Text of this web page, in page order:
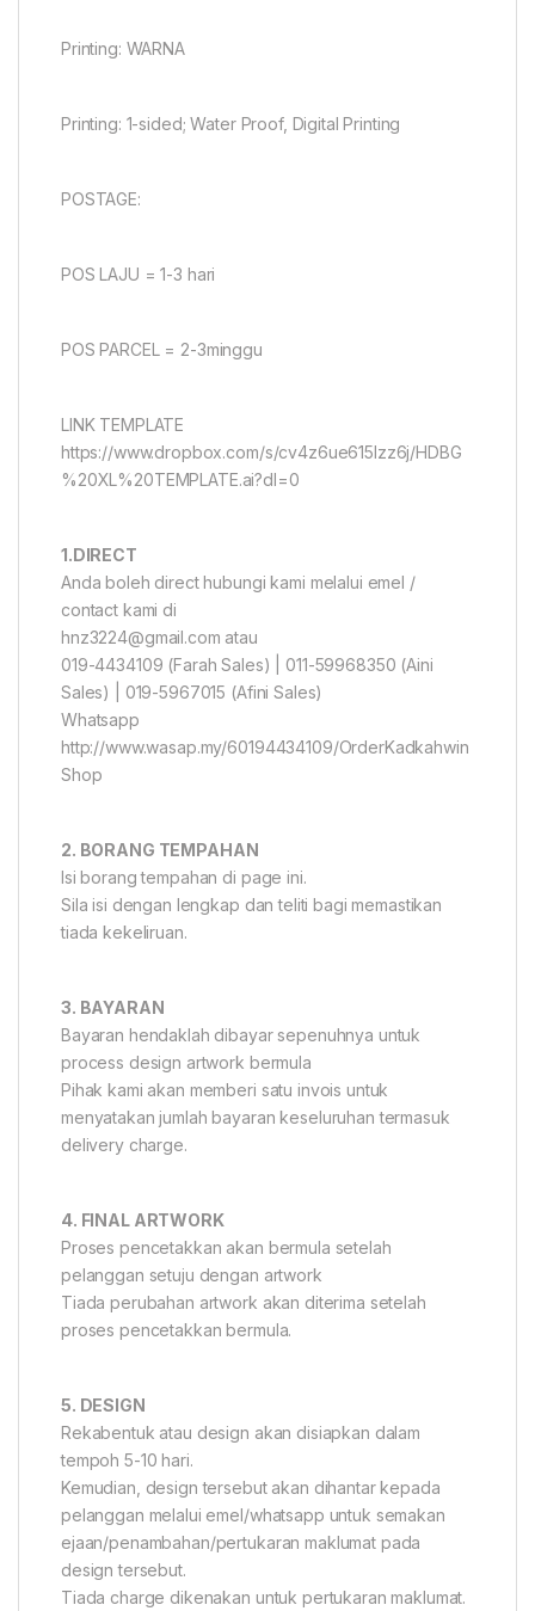
Printing: WARNA
Printing: 1-sided; Water Proof, Digital Printing
POSTAGE:
POS LAJU = 1-3 hari
POS PARCEL = 2-3minggu
LINK TEMPLATE
https://www.dropbox.com/s/cv4z6ue615lzz6j/HDBG
%20XL%20TEMPLATE.ai?dl=0
1.DIRECT
Anda boleh direct hubungi kami melalui emel /
contact kami di
hnz3224@gmail.com atau
019-4434109 (Farah Sales) | 011-59968350 (Aini
Sales) | 019-5967015 (Afini Sales)
Whatsapp
http://www.wasap.my/60194434109/OrderKadkahwin
Shop
2. BORANG TEMPAHAN
Isi borang tempahan di page ini.
Sila isi dengan lengkap dan teliti bagi memastikan
tiada kekeliruan.
3. BAYARAN
Bayaran hendaklah dibayar sepenuhnya untuk
process design artwork bermula
Pihak kami akan memberi satu invois untuk
menyatakan jumlah bayaran keseluruhan termasuk
delivery charge.
4. FINAL ARTWORK
Proses pencetakkan akan bermula setelah
pelanggan setuju dengan artwork
Tiada perubahan artwork akan diterima setelah
proses pencetakkan bermula.
5. DESIGN
Rekabentuk atau design akan disiapkan dalam
tempoh 5-10 hari.
Kemudian, design tersebut akan dihantar kepada
pelanggan melalui emel/whatsapp untuk semakan
ejaan/penambahan/pertukaran maklumat pada
design tersebut.
Tiada charge dikenakan untuk pertukaran maklumat.